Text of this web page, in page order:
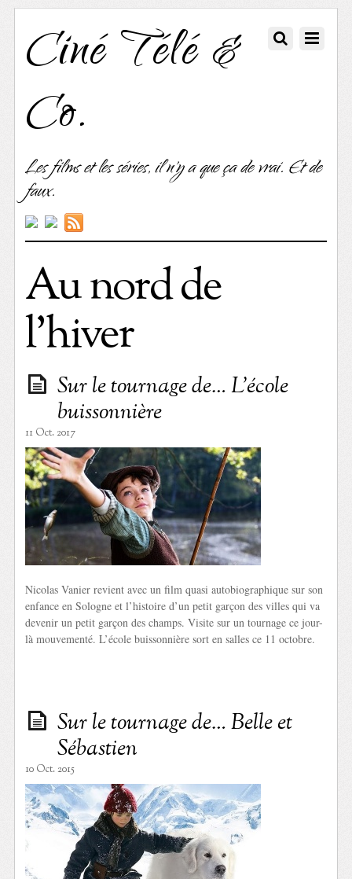
Ciné Télé &
Co.
Les films et les séries, il n'y a que ça de vrai. Et de
faux.
Au nord de
l’hiver
Sur le tournage de… L’école
buissonnière
11 Oct. 2017
Nicolas Vanier revient avec un film quasi autobiographique sur son
enfance en Sologne et l’histoire d’un petit garçon des villes qui va
devenir un petit garçon des champs. Visite sur un tournage ce jour-
là mouvementé. L’école buissonnière sort en salles ce 11 octobre.
Sur le tournage de… Belle et
Sébastien
10 Oct. 2015